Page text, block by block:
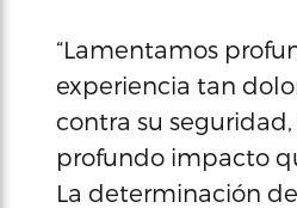
“Lamentamos
experiencia tan
contra su
profundo impacto
La determinación